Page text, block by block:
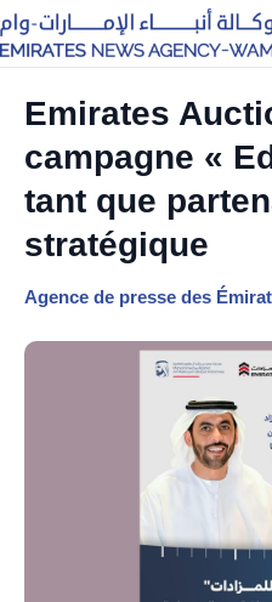
Emirates
campagne «
tant que
stratégique
Agence de presse des